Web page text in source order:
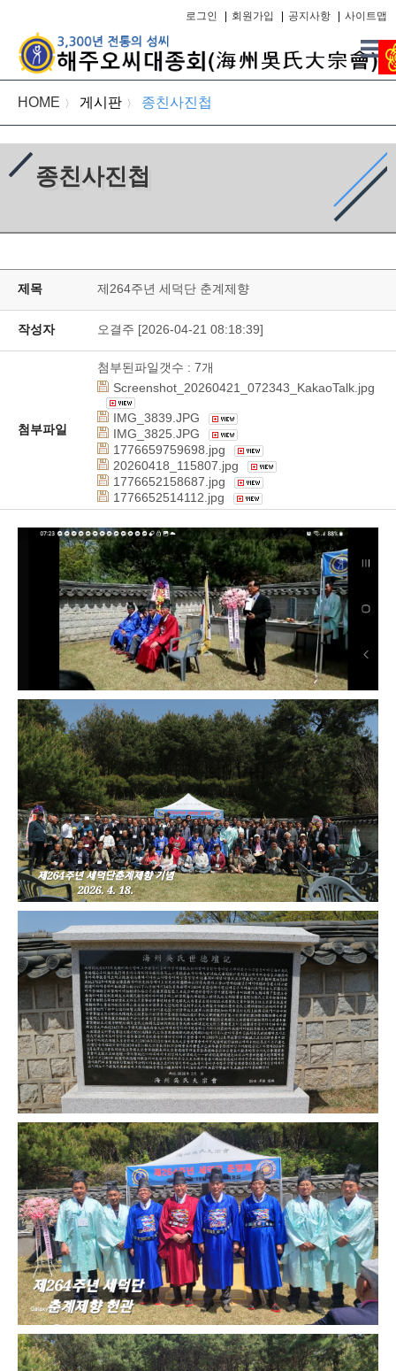
로그인 회원가입 공지사항 사이트맵
HOME 〉 게시판 〉 종친사진첩
종친사진첩
제목 제264주년 세덕단 춘계제향
작성자 오결주 [2026-04-21 08:18:39]
첨부파일
첨부된파일갯수 : 7개
Screenshot_20260421_072343_KakaoTalk.jpg
IMG_3839.JPG
IMG_3825.JPG
1776659759698.jpg
20260418_115807.jpg
1776652158687.jpg
1776652514112.jpg